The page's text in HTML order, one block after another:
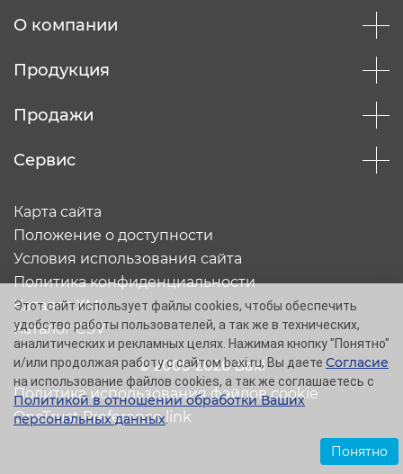
О компании
Продукция
Продажи
Сервис
© 2005-2026 Baxi
Карта сайта
Положение о доступности
Условия использования сайта
Политика конфиденциальности
Каталог XML
Каталог CSV
Политика использования файлов cookie
OneTrust Preference link
Этот сайт использует файлы cookies, чтобы обеспечить
удобство работы пользователей, а так же в технических,
аналитических и рекламных целях. Нажимая кнопку "Понятно"
и/или продолжая работу с сайтом baxi.ru, Вы даете Согласие
на использование файлов cookies, а так же соглашаетесь с
Политикой в отношении обработки Ваших
персональных данных.
Понятно